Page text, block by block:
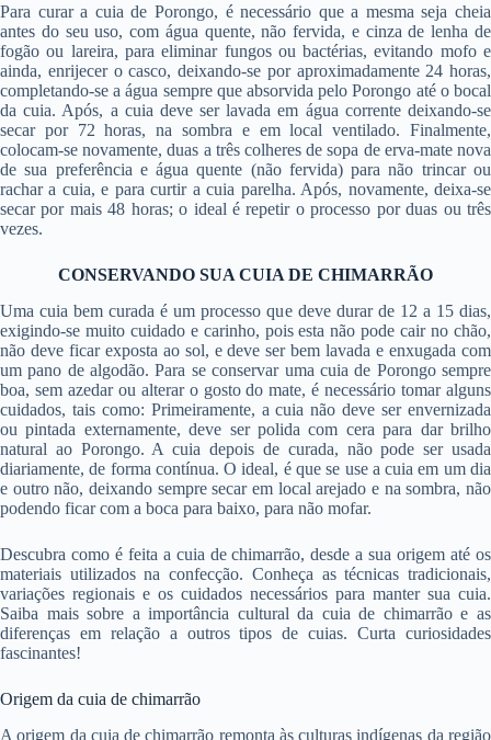
Para curar a cuia de Porongo, é necessário que a mesma seja cheia
antes do seu uso, com água quente, não fervida, e cinza de lenha de
fogão ou lareira, para eliminar fungos ou bactérias, evitando mofo e
ainda, enrijecer o casco, deixando-se por aproximadamente 24 horas,
completando-se a água sempre que absorvida pelo Porongo até o bocal
da cuia. Após, a cuia deve ser lavada em água corrente deixando-se
secar por 72 horas, na sombra e em local ventilado. Finalmente,
colocam-se novamente, duas a três colheres de sopa de erva-mate nova
de sua preferência e água quente (não fervida) para não trincar ou
rachar a cuia, e para curtir a cuia parelha. Após, novamente, deixa-se
secar por mais 48 horas; o ideal é repetir o processo por duas ou três
vezes.
CONSERVANDO SUA CUIA DE CHIMARRÃO
Uma cuia bem curada é um processo que deve durar de 12 a 15 dias,
exigindo-se muito cuidado e carinho, pois esta não pode cair no chão,
não deve ficar exposta ao sol, e deve ser bem lavada e enxugada com
um pano de algodão. Para se conservar uma cuia de Porongo sempre
boa, sem azedar ou alterar o gosto do mate, é necessário tomar alguns
cuidados, tais como: Primeiramente, a cuia não deve ser envernizada
ou pintada externamente, deve ser polida com cera para dar brilho
natural ao Porongo. A cuia depois de curada, não pode ser usada
diariamente, de forma contínua. O ideal, é que se use a cuia em um dia
e outro não, deixando sempre secar em local arejado e na sombra, não
podendo ficar com a boca para baixo, para não mofar.
Descubra como é feita a cuia de chimarrão, desde a sua origem até os
materiais utilizados na confecção. Conheça as técnicas tradicionais,
variações regionais e os cuidados necessários para manter sua cuia.
Saiba mais sobre a importância cultural da cuia de chimarrão e as
diferenças em relação a outros tipos de cuias. Curta curiosidades
fascinantes!
Origem da cuia de chimarrão
A origem da cuia de chimarrão remonta às culturas indígenas da região